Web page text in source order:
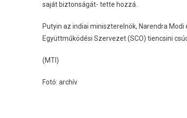
saját biztonságát- tette hozzá.
Putyin az indiai miniszterelnök, Narendra
Együttműködési Szervezet (SCO) tiencsini
(MTI)
Fotó: archív